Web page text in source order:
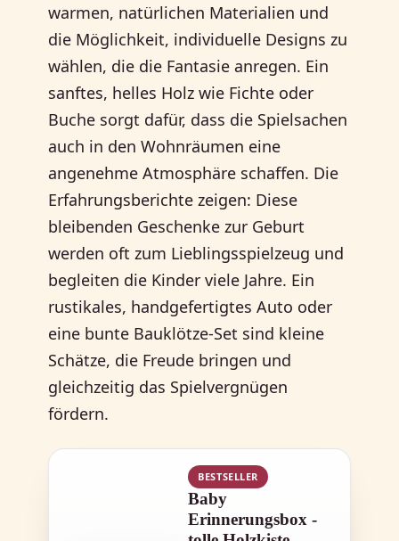
warmen, natürlichen Materialien und
die Möglichkeit, individuelle Designs zu
wählen, die die Fantasie anregen. Ein
sanftes, helles Holz wie Fichte oder
Buche sorgt dafür, dass die Spielsachen
auch in den Wohnräumen eine
angenehme Atmosphäre schaffen. Die
Erfahrungsberichte zeigen: Diese
bleibenden Geschenke zur Geburt
werden oft zum Lieblingsspielzeug und
begleiten die Kinder viele Jahre. Ein
rustikales, handgefertigtes Auto oder
eine bunte Bauklötze-Set sind kleine
Schätze, die Freude bringen und
gleichzeitig das Spielvergnügen
fördern.
BESTSELLER
Baby
Erinnerungsbox -